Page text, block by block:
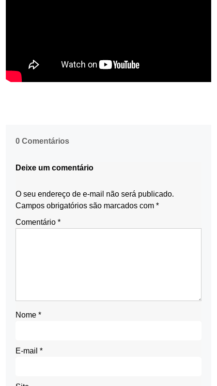
0 Comentários
Deixe um comentário
O seu endereço de e-mail não será publicado.
Campos obrigatórios são marcados com *
Comentário *
Nome *
E-mail *